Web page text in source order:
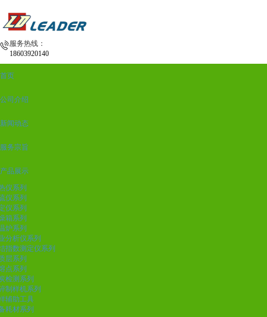
服务热线：
18603920140
首页
公司介绍
新闻动态
服务宗旨
产品展示
仪系列
仪系列
仪系列
箱系列
炉系列
分析仪系列
指数测定仪系列
层系列
点系列
检测系列
制样机系列
辅助工具
耗材系列